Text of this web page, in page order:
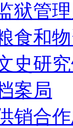
狱管
食和
史研
案局
销合